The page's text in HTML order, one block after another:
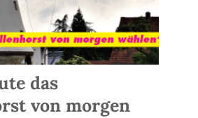
das
von morgen